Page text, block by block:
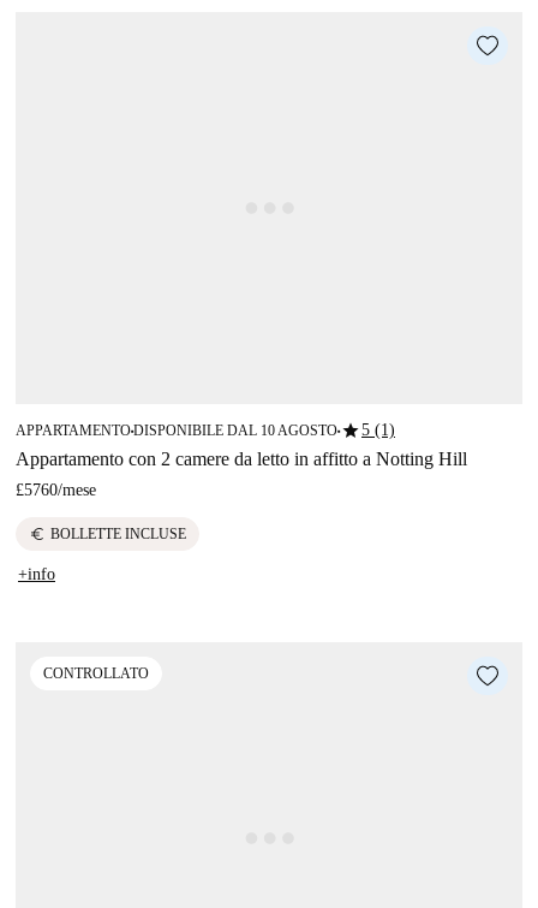
APPARTAMENTO■DISPONIBILE DAL 10 AGOSTO■star5 (1)
Appartamento con 2 camere da letto in affitto a Notting Hill
£5760/mese
euro BOLLETTE INCLUSE
+info
CONTROLLATO